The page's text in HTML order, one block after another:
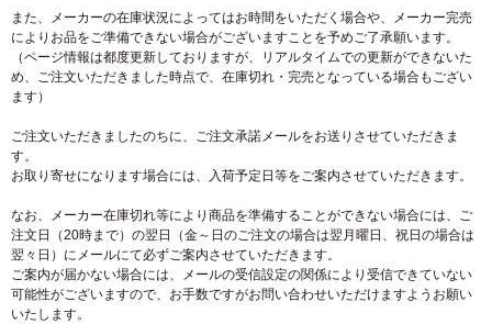
また、メーカーの在庫状況によってはお時間をいただく場合や、メーカー完売
によりお品をご準備できない場合がございますことを予めご了承願います。
（ページ情報は都度更新しておりますが、リアルタイムでの更新ができないた
め、ご注文いただきました時点で、在庫切れ・完売となっている場合もござい
ます）
ご注文いただきましたのちに、ご注文承諾メールをお送りさせていただきま
す。
お取り寄せになります場合には、入荷予定日等をご案内させていただきます。
なお、メーカー在庫切れ等により商品を準備することができない場合には、ご
注文日（20時まで）の翌日（金～日のご注文の場合は翌月曜日、祝日の場合は
翌々日）にメールにて必ずご案内させていただきます。
ご案内が届かない場合には、メールの受信設定の関係により受信できていない
可能性がございますので、お手数ですがお問い合わせいただけますようお願い
いたします。